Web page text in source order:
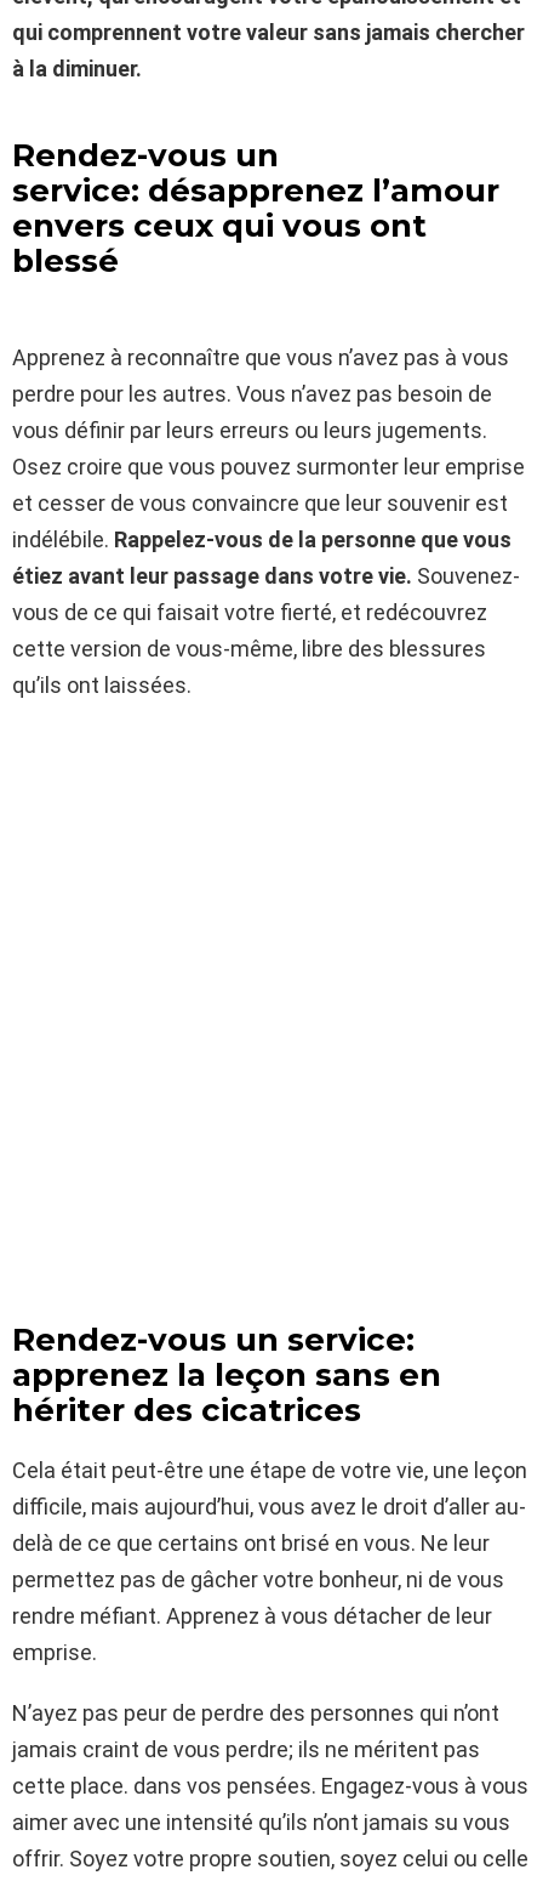
qui comprennent votre valeur sans jamais chercher
à la diminuer.
Rendez-vous un
service: désapprenez l’amour
envers ceux qui vous ont
blessé
Apprenez à reconnaître que vous n’avez pas à vous
perdre pour les autres. Vous n’avez pas besoin de
vous définir par leurs erreurs ou leurs jugements.
Osez croire que vous pouvez surmonter leur emprise
et cesser de vous convaincre que leur souvenir est
indélébile. Rappelez-vous de la personne que vous
étiez avant leur passage dans votre vie. Souvenez-
vous de ce qui faisait votre fierté, et redécouvrez
cette version de vous-même, libre des blessures
qu’ils ont laissées.
Rendez-vous un service:
apprenez la leçon sans en
hériter des cicatrices
Cela était peut-être une étape de votre vie, une leçon
difficile, mais aujourd’hui, vous avez le droit d’aller au-
delà de ce que certains ont brisé en vous. Ne leur
permettez pas de gâcher votre bonheur, ni de vous
rendre méfiant. Apprenez à vous détacher de leur
emprise.
N’ayez pas peur de perdre des personnes qui n’ont
jamais craint de vous perdre; ils ne méritent pas
cette place. dans vos pensées. Engagez-vous à vous
aimer avec une intensité qu’ils n’ont jamais su vous
offrir. Soyez votre propre soutien, soyez celui ou celle